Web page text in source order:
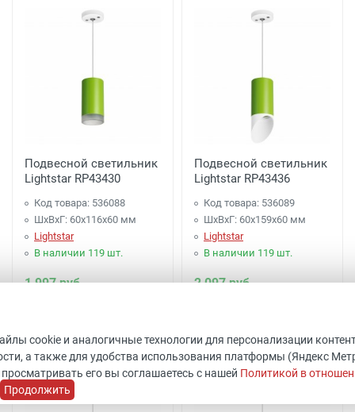
Подвесной светильник
Lightstar RP43430
Код товара: 536088
ШхВхГ: 60x116x60 мм
Lightstar
В наличии 119 шт.
1 997 руб.
Подвесной светильник
Lightstar RP43436
Код товара: 536089
ШхВхГ: 60x159x60 мм
Lightstar
В наличии 119 шт.
2 097 руб.
cookie и аналогичные технологии для персонализации
а также для удобства использования платформы (Яндекс
его вы соглашаетесь с нашей Политикой в
Продолжить